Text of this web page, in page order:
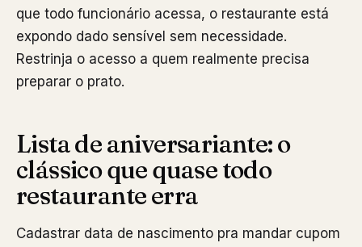
que todo funcionário acessa, o restaurante está
expondo dado sensível sem necessidade.
Restrinja o acesso a quem realmente precisa
preparar o prato.
Lista de aniversariante: o
clássico que quase todo
restaurante erra
Cadastrar data de nascimento pra mandar cupom